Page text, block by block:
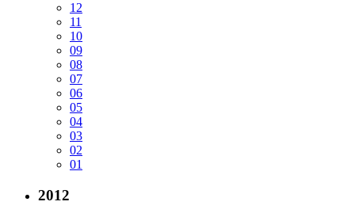
12
11
10
09
08
07
06
05
04
03
02
01
2012